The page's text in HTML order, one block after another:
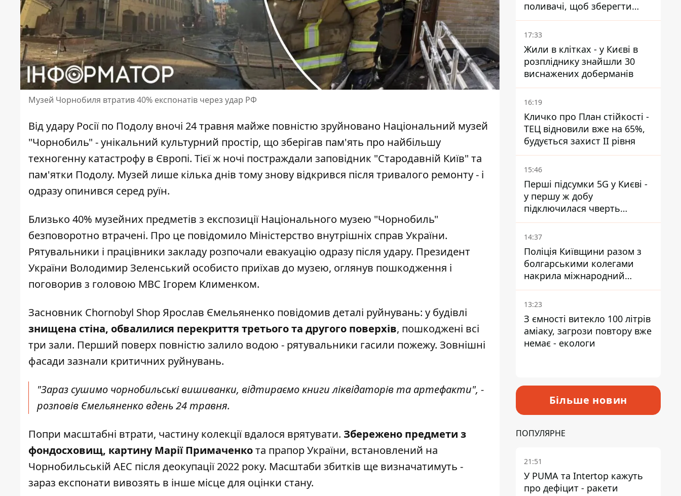
Музей Чорнобиля втратив 40% експонатів через удар РФ
Від удару Росії по Подолу вночі 24 травня майже повністю зруйновано Національний музей
"Чорнобиль" - унікальний культурний простір, що зберігав пам'ять про найбільшу
техногенну катастрофу в Європі. Тієї ж ночі постраждали заповідник "Стародавній Київ" та
пам'ятки Подолу. Музей лише кілька днів тому знову відкрився після тривалого ремонту - і
одразу опинився серед руїн.
Близько 40% музейних предметів з експозиції Національного музею "Чорнобиль"
безповоротно втрачені. Про це повідомило Міністерство внутрішніх справ України.
Рятувальники і працівники закладу розпочали евакуацію одразу після удару. Президент
України Володимир Зеленський особисто приїхав до музею, оглянув пошкодження і
поговорив з головою МВС Ігорем Клименком.
Засновник Chornobyl Shop Ярослав Ємельяненко повідомив деталі руйнувань: у будівлі
знищена стіна, обвалилися перекриття третього та другого поверхів, пошкоджені всі
три зали. Перший поверх повністю залило водою - рятувальники гасили пожежу. Зовнішні
фасади зазнали критичних руйнувань.
"Зараз сушимо чорнобильські вишиванки, відтираємо книги ліквідаторів та артефакти", -
розповів Ємельяненко вдень 24 травня.
Попри масштабні втрати, частину колекції вдалося врятувати. Збережено предмети з
фондосховищ, картину Марії Примаченкота прапор України, встановлений на
Чорнобильській АЕС після деокупації 2022 року. Масштаби збитків ще визначатимуть -
зараз експонати вивозять в інше місце для оцінки стану.
поливачі, щоб зберегти
рейки від деформації
17:33
Жили в клітках - у Києві в
розпліднику знайшли 30
виснажених доберманів
16:19
Кличко про План стійкості -
ТЕЦ відновили вже на 65%,
будується захист ІІ рівня
15:46
Перші підсумки 5G у Києві -
у першу ж добу
підключилася чверть
мільйона абонентів
14:37
Поліція Київщини разом з
болгарськими колегами
накрила міжнародний
наркосиндикат
13:23
З ємності витекло 100 літрів
аміаку, загрози повтору вже
немає - екологи
Більше новин
ПОПУЛЯРНЕ
21:51
У PUMA та Intertop кажуть
про дефіцит - ракети